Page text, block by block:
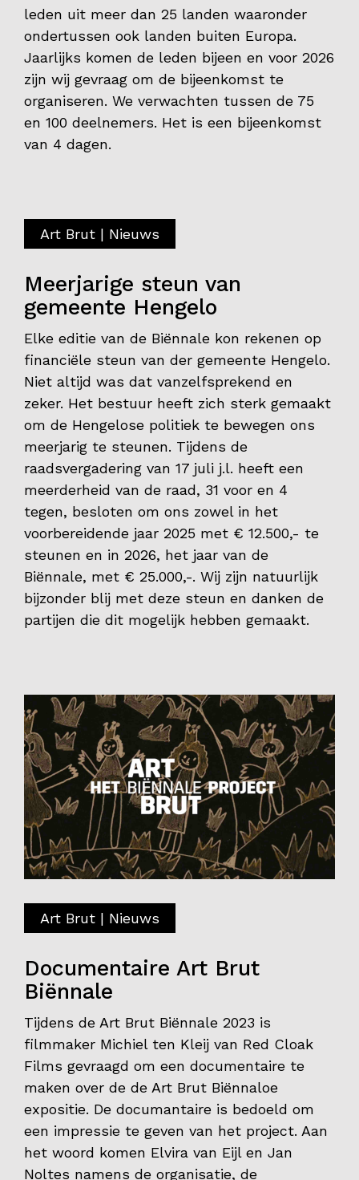
leden uit meer dan 25 landen waaronder
ondertussen ook landen buiten Europa.
Jaarlijks komen de leden bijeen en voor 2026
zijn wij gevraag om de bijeenkomst te
organiseren. We verwachten tussen de 75
en 100 deelnemers. Het is een bijeenkomst
van 4 dagen.
Art Brut | Nieuws
Meerjarige steun van
gemeente Hengelo
Elke editie van de Biënnale kon rekenen op
financiële steun van der gemeente Hengelo.
Niet altijd was dat vanzelfsprekend en
zeker. Het bestuur heeft zich sterk gemaakt
om de Hengelose politiek te bewegen ons
meerjarig te steunen. Tijdens de
raadsvergadering van 17 juli j.l. heeft een
meerderheid van de raad, 31 voor en 4
tegen, besloten om ons zowel in het
voorbereidende jaar 2025 met € 12.500,- te
steunen en in 2026, het jaar van de
Biënnale, met € 25.000,-. Wij zijn natuurlijk
bijzonder blij met deze steun en danken de
partijen die dit mogelijk hebben gemaakt.
Art Brut | Nieuws
Documentaire Art Brut
Biënnale
Tijdens de Art Brut Biënnale 2023 is
filmmaker Michiel ten Kleij van Red Cloak
Films gevraagd om een documentaire te
maken over de de Art Brut Biënnaloe
expositie. De documantaire is bedoeld om
een impressie te geven van het project. Aan
het woord komen Elvira van Eijl en Jan
Noltes namens de organisatie, de